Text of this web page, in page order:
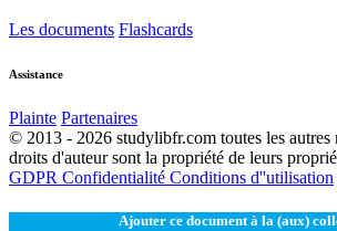
Les documents Flashcards
Assistance
Plainte Partenaires
© 2013 - 2026 studylibfr.com toutes les autres
droits d'auteur sont la propriété de leurs
GDPR Confidentialité Conditions d''utilisation
Ajouter ce document à la (aux)